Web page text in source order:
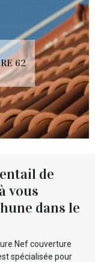
62
de
vous
dans le
Nef couverture
spécialisée pour